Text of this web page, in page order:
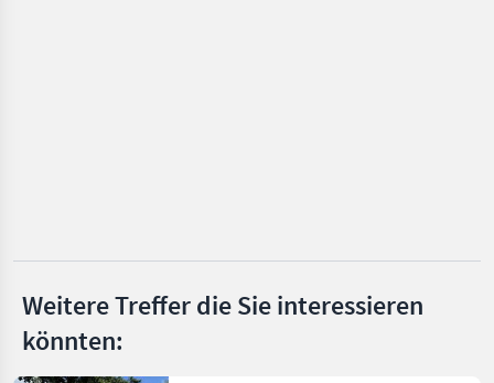
Weitere Treffer die Sie interessieren
könnten: